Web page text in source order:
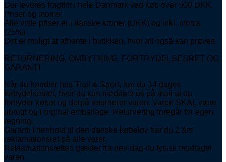
Der leveres fragtfrit i hele Danmark ved køb over 500 DKK.
Priser og moms:
Alle viste priser er i danske kroner (DKK) og inkl. moms
(25%)
Det er muligt at afhente i butikken, hvor alt også kan prøves.
RETURNERING, OMBYTNING, FORTRYDELSESRET OG
GARANTI
Når du handler hos Trail & Sport, har du 14 dages
fortrydelsesret, hvor du kan meddele os på mail at du
fortryder købet og derpå returnerer varen. Varen SKAL være
ubrugt og i orginal emballage. Returnering foregår for egen
regning.
Garanti I henhold til den danske købelov har du 2 års
reklamationsret på alle varer.
Reklamationsretten gælder fra den dag du fysisk modtager
varen.